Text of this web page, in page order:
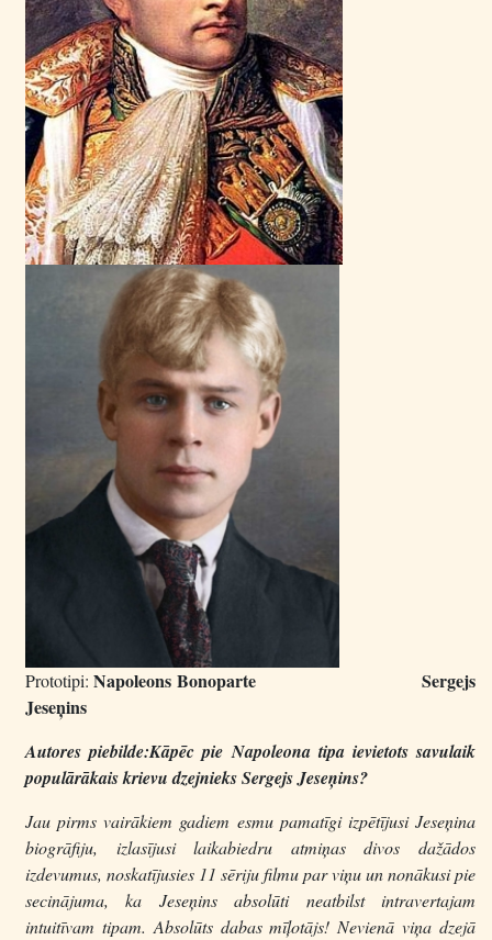
Prototipi:Napoleons Bonoparte Sergejs
Jeseņins
Autores piebilde:Kāpēc pie Napoleona tipa ievietots savulaik
populārākais krievu dzejnieks Sergejs Jeseņins?
Jau pirms vairākiem gadiem esmu pamatīgi izpētījusi Jeseņina
biogrāfiju, izlasījusi laikabiedru atmiņas divos dažādos
izdevumus, noskatījusies 11 sēriju filmu par viņu un nonākusi pie
secinājuma, ka Jeseņins absolūti neatbilst intravertajam
intuitīvam tipam. Absolūts dabas mīļotājs! Nevienā viņa dzejā